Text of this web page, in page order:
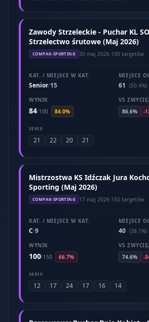
Zawody Strzeleckie - Puchar KL
Strzelectwo śrutowe (Maj 2026)
COMPAK-SPORTING 30 maj 2026·100 targetów
KAT. / MIEJSCE W KAT.
Senior/15
MIEJSCE
61
(50.4%)
WYNIK
84/100 84.0%
VS
86.6%
-
SERIE
21 22 20 21
Mistrzostwa KS Idźczak Jura
Sporting (Maj 2026)
COMPAK-SPORTING 17 maj 2026·150 targetów
KAT. / MIEJSCE W KAT.
C/9
MIEJSCE
40 (38.1%)
WYNIK
100/150 66.7%
VS
74.6%
-
SERIE
12 17 24 17 16 14